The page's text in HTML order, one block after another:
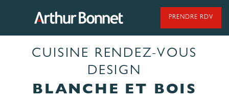
PRENDRE RDV
CUISINE RENDEZ-VOUS
DESIGN
BLANCHE ET BOIS